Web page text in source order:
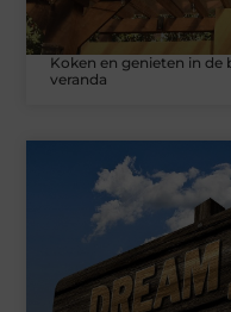
Koken en genieten in
veranda